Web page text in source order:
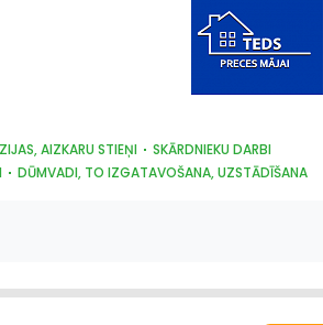
AIZKARU STIEŅI
SKĀRDNIEKU DARBI
DŪMVADI, TO IZGATAVOŠANA, UZSTĀDĪŠANA